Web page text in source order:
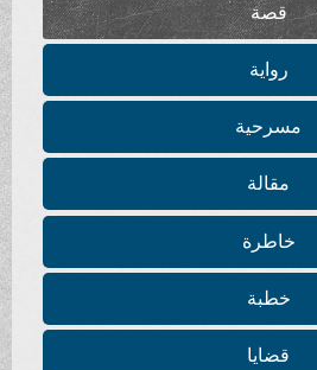
قصة
رواية
مسرحية
مقالة
خاطرة
خطبة
قضايا